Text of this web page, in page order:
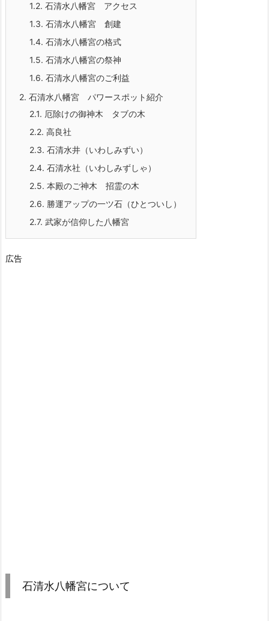
1.2. 石清水八幡宮 アクセス
1.3. 石清水八幡宮 創建
1.4. 石清水八幡宮の格式
1.5. 石清水八幡宮の祭神
1.6. 石清水八幡宮のご利益
2. 石清水八幡宮 パワースポット紹介
2.1. 厄除けの御神木 タブの木
2.2. 高良社
2.3. 石清水井（いわしみずい）
2.4. 石清水社（いわしみずしゃ）
2.5. 本殿のご神木 招霊の木
2.6. 勝運アップの一ツ石（ひとついし）
2.7. 武家が信仰した八幡宮
広告
石清水八幡宮について